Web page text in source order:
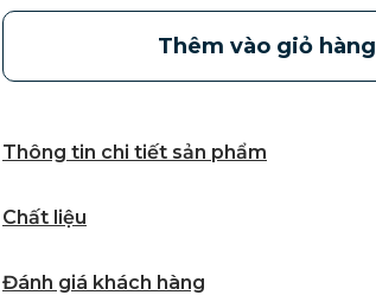
Thêm vào giỏ hàng
Thông tin chi tiết sản phẩm
Chất liệu
Đánh giá khách hàng